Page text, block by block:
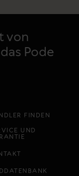
von
Pode
FINDEN
UND